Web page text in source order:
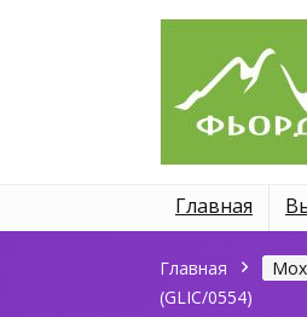
Главная
Главная Мох
(GLIC/0554)